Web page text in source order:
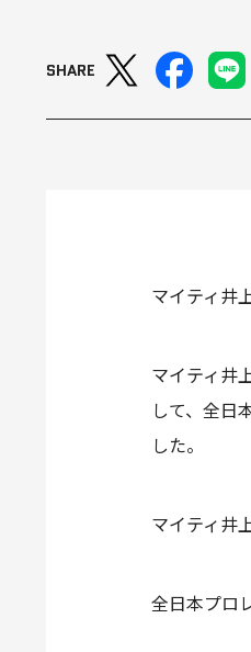
SHARE
マイティ井
マイティ井
して、全日
した。
マイティ井
全日本プロ